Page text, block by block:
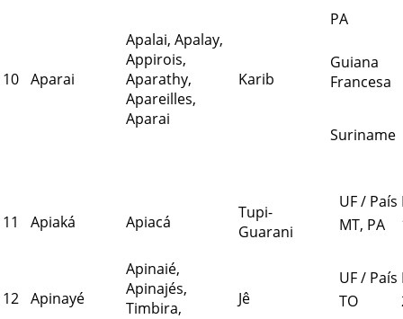
10 Aparai
Apalai, Apalay,
Appirois,
Aparathy,
Apareilles,
Aparai
Karib
PA
Guiana
Francesa
Suriname
11 Apiaká Apiacá
Tupi-
Guarani
UF / País
MT, PA
12 Apinayé
Apinaié,
Apinajés,
Timbira,
Jê
UF / País
TO